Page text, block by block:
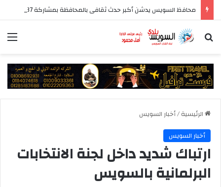
محافظ السويس يدشن أكبر حدث ثقافى بالمحافظة بمشاركة 37 دار نشر مصرية
بحث عن
الرئيسية/أخبار السويس
أخبار السويس
ارتباك شديد داخل لجنة الانتخابات
البرلمانية بالسويس